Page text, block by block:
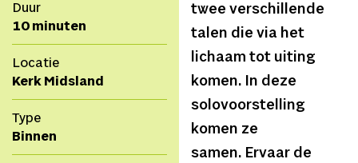
Duur
10 minuten
Locatie
Kerk Midsland
Type
Binnen
twee verschillende
talen die via het
lichaam tot uiting
komen. In deze
solovoorstelling
komen ze
samen. Ervaar de